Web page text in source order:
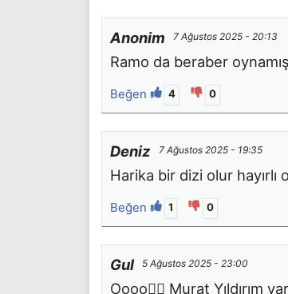
Anonim 7 Ağustos 2025 - 20:13
Ramo da beraber
Beğen 4 0
Deniz 7 Ağustos 2025 - 19:35
Harika bir dizi olur hayırlı
Beğen 1 0
Gul 5 Ağustos 2025 - 23:00
Oooo❤️‍🔥 Murat Yıldırım